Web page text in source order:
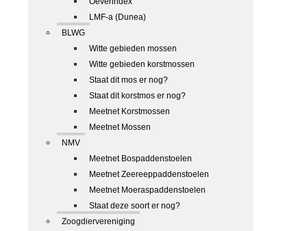
LMF-a (Dunea)
BLWG
Witte gebieden mossen
Witte gebieden korstmossen
Staat dit mos er nog?
Staat dit korstmos er nog?
Meetnet Korstmossen
Meetnet Mossen
NMV
Meetnet Bospaddenstoelen
Meetnet Zeereeppaddenstoelen
Meetnet Moeraspaddenstoelen
Staat deze soort er nog?
Zoogdiervereniging